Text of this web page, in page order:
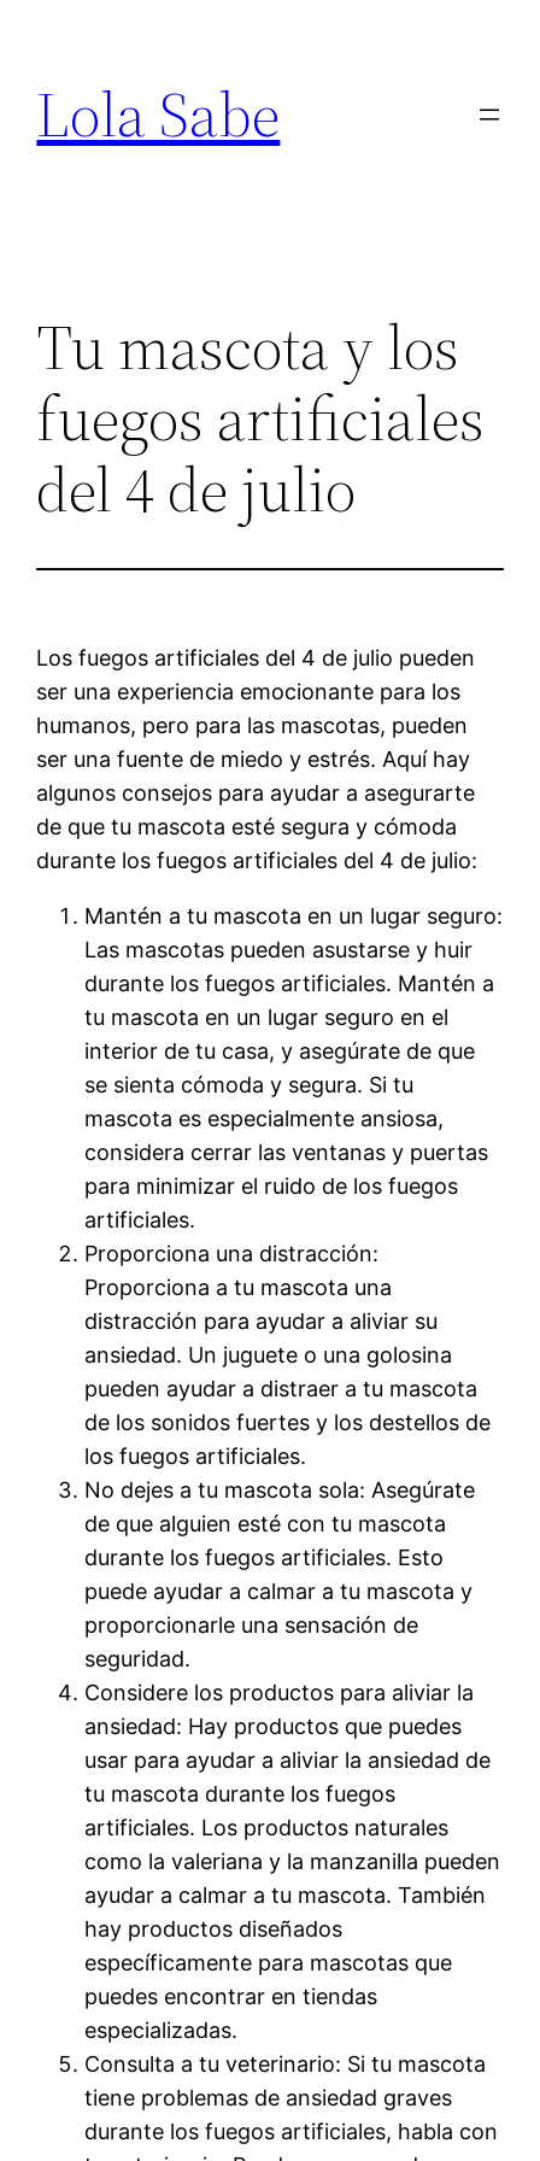
contenido
Lola Sabe
Tu mascota y los
fuegos artificiales
del 4 de julio
Los fuegos artificiales del 4 de julio pueden
ser una experiencia emocionante para los
humanos, pero para las mascotas, pueden
ser una fuente de miedo y estrés. Aquí hay
algunos consejos para ayudar a asegurarte
de que tu mascota esté segura y cómoda
durante los fuegos artificiales del 4 de julio:
Mantén a tu mascota en un lugar seguro:
Las mascotas pueden asustarse y huir
durante los fuegos artificiales. Mantén a
tu mascota en un lugar seguro en el
interior de tu casa, y asegúrate de que
se sienta cómoda y segura. Si tu
mascota es especialmente ansiosa,
considera cerrar las ventanas y puertas
para minimizar el ruido de los fuegos
artificiales.
Proporciona una distracción:
Proporciona a tu mascota una
distracción para ayudar a aliviar su
ansiedad. Un juguete o una golosina
pueden ayudar a distraer a tu mascota
de los sonidos fuertes y los destellos de
los fuegos artificiales.
No dejes a tu mascota sola: Asegúrate
de que alguien esté con tu mascota
durante los fuegos artificiales. Esto
puede ayudar a calmar a tu mascota y
proporcionarle una sensación de
seguridad.
Considere los productos para aliviar la
ansiedad: Hay productos que puedes
usar para ayudar a aliviar la ansiedad de
tu mascota durante los fuegos
artificiales. Los productos naturales
como la valeriana y la manzanilla pueden
ayudar a calmar a tu mascota. También
hay productos diseñados
específicamente para mascotas que
puedes encontrar en tiendas
especializadas.
Consulta a tu veterinario: Si tu mascota
tiene problemas de ansiedad graves
durante los fuegos artificiales, habla con